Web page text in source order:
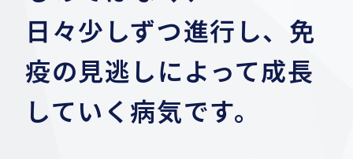
日々少しずつ進行し、免
疫の見逃しによって成長
していく病気です。